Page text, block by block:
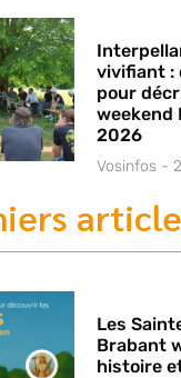
vivifiant :
pour
weekend
2026
Vosinfos
Les
Brabant
histoire